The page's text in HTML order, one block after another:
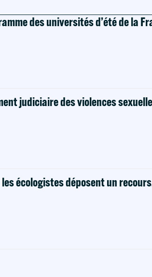
des universités d’été de la
judiciaire des violences
écologistes déposent un